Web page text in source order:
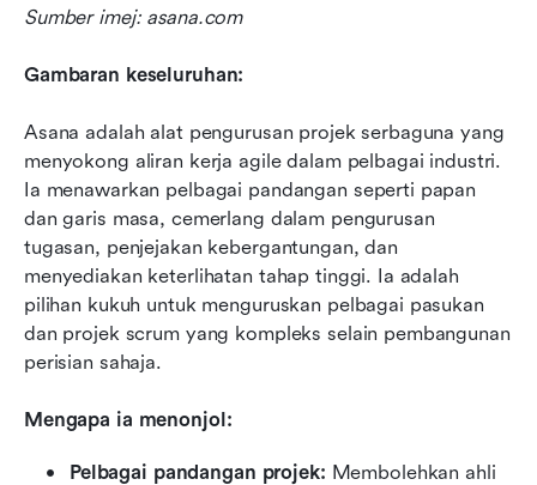
Sumber imej: asana.com
Gambaran keseluruhan:
Asana adalah alat pengurusan projek serbaguna yang
menyokong aliran kerja agile dalam pelbagai industri.
Ia menawarkan pelbagai pandangan seperti papan
dan garis masa, cemerlang dalam pengurusan
tugasan, penjejakan kebergantungan, dan
menyediakan keterlihatan tahap tinggi. Ia adalah
pilihan kukuh untuk menguruskan pelbagai pasukan
dan projek scrum yang kompleks selain pembangunan
perisian sahaja.
Mengapa ia menonjol:
Pelbagai pandangan projek: Membolehkan ahli